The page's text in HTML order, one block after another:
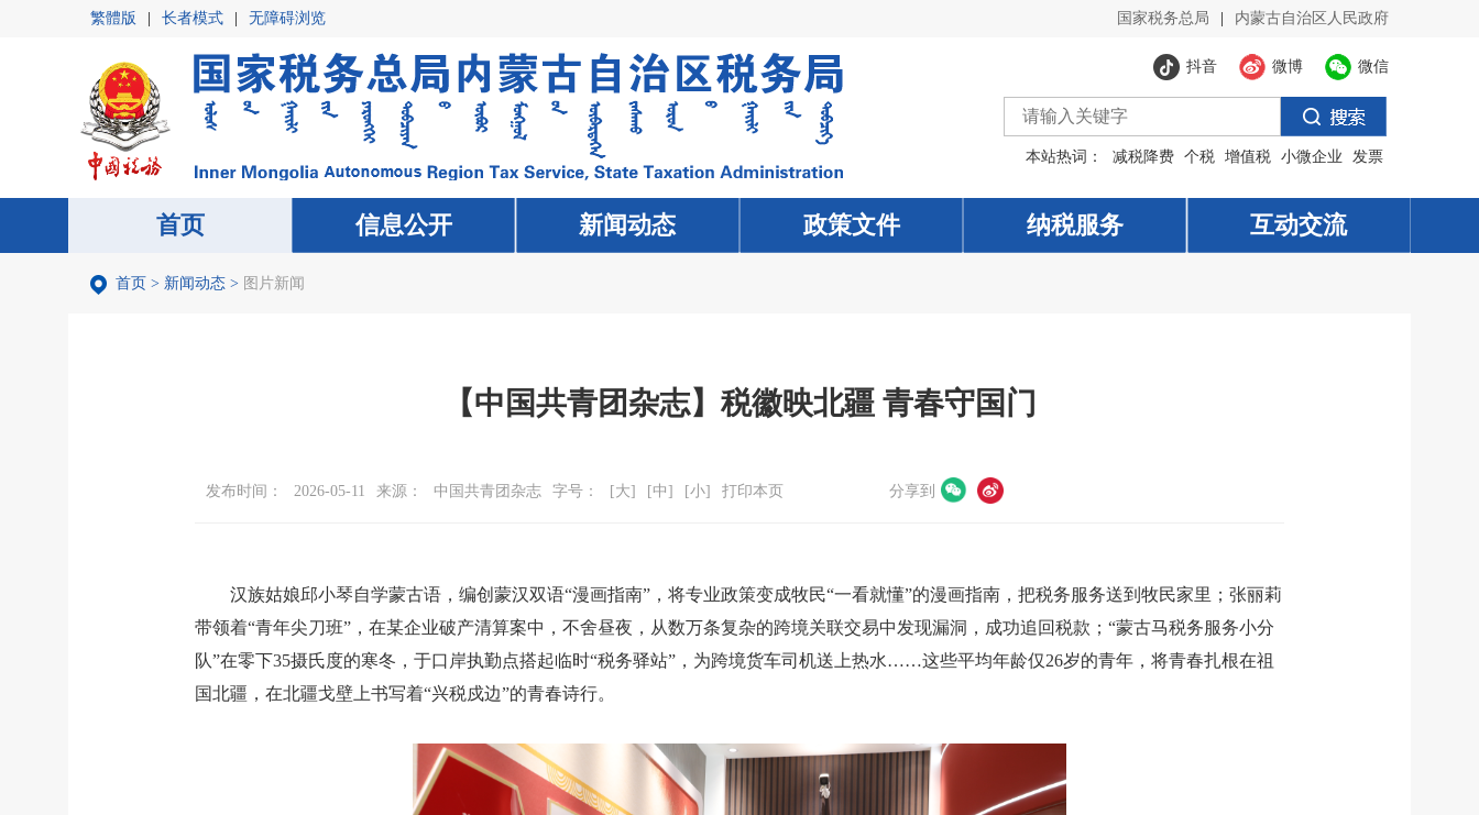
繁體版 长者模式 无障碍浏览 国家税务总局 内蒙古自治区人民政府
微信
微博
抖音
本站热词： 减税降费 个税 增值税 小微企业 发票
首页 信息公开 新闻动态 政策文件 纳税服务 互动交流
首页 信息公开 新闻动态 政策文件 纳税服务 互动交流
首页 > 新闻动态 > 图片新闻
【中国共青团杂志】税徽映北疆 青春守国门
发布时间： 2026-05-11 来源： 中国共青团杂志 字号： [大] [中] [小] 打印本页 分享到
汉族姑娘邱小琴自学蒙古语，编创蒙汉双语“漫画指南”，将专业政策变成牧民“一看就懂”的漫画指南，把税务服务送到牧民家里；张丽莉
带领着“青年尖刀班”，在某企业破产清算案中，不舍昼夜，从数万条复杂的跨境关联交易中发现漏洞，成功追回税款；“蒙古马税务服务小分
队”在零下35摄氏度的寒冬，于口岸执勤点搭起临时“税务驿站”，为跨境货车司机送上热水……这些平均年龄仅26岁的青年，将青春扎根在祖
国北疆，在北疆戈壁上书写着“兴税戍边”的青春诗行。